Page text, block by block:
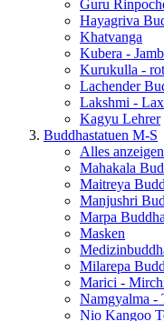
Guru
Hayagriva
Khatvanga
Kubera -
Kurukulla -
Lachender
Lakshmi -
Kagyu Lehrer
Buddhastatuen M-S
Alles
Mahakala
Maitreya
Manjushri
Marpa
Masken
Milarepa
Marici -
Namgyalma -
Nio Kangoo